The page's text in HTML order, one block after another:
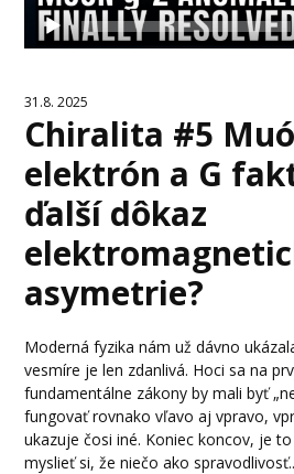
31.8. 2025
Chiralita #5
elektrón a G
ďalší dôkaz
asymetrie?
Moderná fyzika nám už dávno
vesmíre je len zdanlivá. Hoci sa na
fundamentálne zákony by mali byť
fungovať rovnako vľavo aj vpravo,
ukazuje čosi iné. Koniec koncov, je
myslieť si, že niečo ako